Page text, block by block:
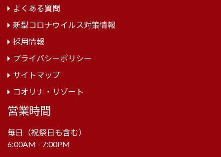
よくある質問
新型コロナウイルス対策情報
採用情報
プライバシーポリシー
サイトマップ
コオリナ・リゾート
営業時間
毎日（祝祭日も含む）
6:00AM - 7:00PM